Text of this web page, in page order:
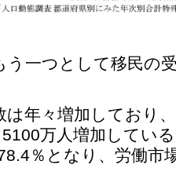
う一つとして移民の
は年々増加しており
万人増加してい
％となり、労働市